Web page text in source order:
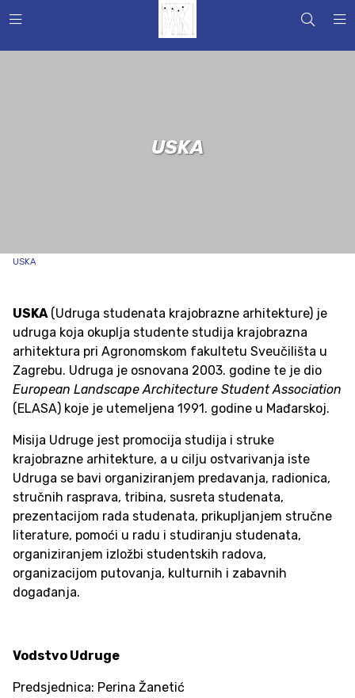
USKA
USKA
USKA(Udruga studenata krajobrazne arhitekture) je
udruga koja okuplja studente studija krajobrazna
arhitektura pri Agronomskom fakultetu Sveučilišta u
Zagrebu. Udruga je osnovana 2003. godine te je dio
European Landscape Architecture Student Association
(ELASA) koje je utemeljena 1991. godine u Mađarskoj.
Misija Udruge jest promocija studija i struke
krajobrazne arhitekture, a u cilju ostvarivanja iste
Udruga se bavi organiziranjem predavanja, radionica,
stručnih rasprava, tribina, susreta studenata,
prezentacijom rada studenata, prikupljanjem stručne
literature, pomoći u radu i studiranju studenata,
organiziranjem izložbi studentskih radova,
organizacijom putovanja, kulturnih i zabavnih
događanja.
Vodstvo Udruge
Predsjednica: Perina Žanetić